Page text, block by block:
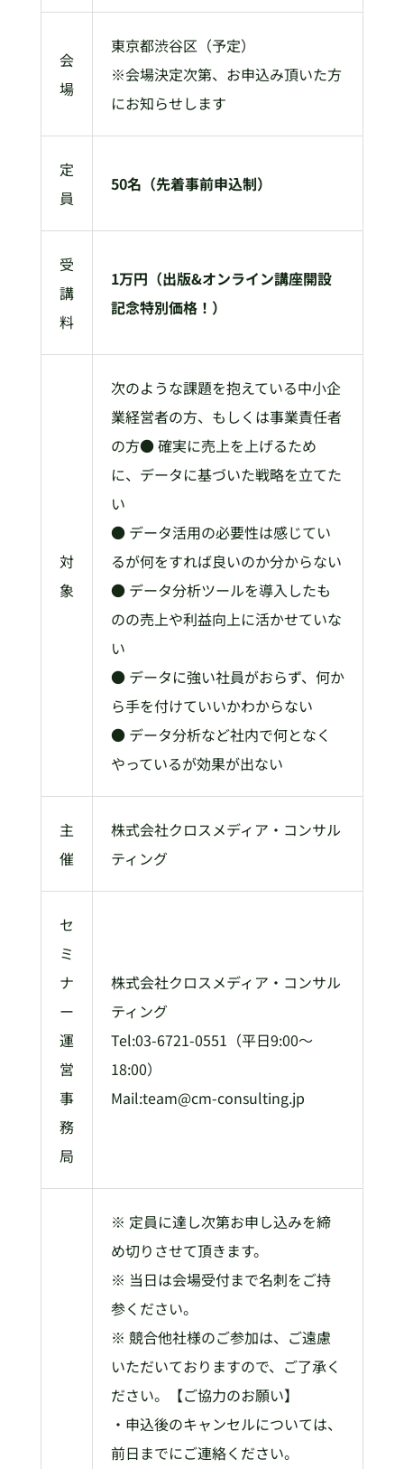
会
場
東京都渋谷区（予定）
※会場決定次第、お申込み頂いた方
にお知らせします
定
員
50名（先着事前申込制）
受
講
料
1万円（出版&オンライン講座開設
記念特別価格！）
対
象
次のような課題を抱えている中小企
業経営者の方、もしくは事業責任者
の方● 確実に売上を上げるため
に、データに基づいた戦略を立てた
い
● データ活用の必要性は感じてい
るが何をすれば良いのか分からない
● データ分析ツールを導入したも
のの売上や利益向上に活かせていな
い
● データに強い社員がおらず、何か
ら手を付けていいかわからない
● データ分析など社内で何となく
やっているが効果が出ない
主
催
株式会社クロスメディア・コンサル
ティング
セ
ミ
ナ
ー
運
営
事
務
局
株式会社クロスメディア・コンサル
ティング
Tel:03-6721-0551（平日9:00～
18:00）
Mail:team@cm-consulting.jp
※ 定員に達し次第お申し込みを締
め切りさせて頂きます。
※ 当日は会場受付まで名刺をご持
参ください。
※ 競合他社様のご参加は、ご遠慮
いただいておりますので、ご了承く
ださい。【ご協力のお願い】
・申込後のキャンセルについては、
前日までにご連絡ください。